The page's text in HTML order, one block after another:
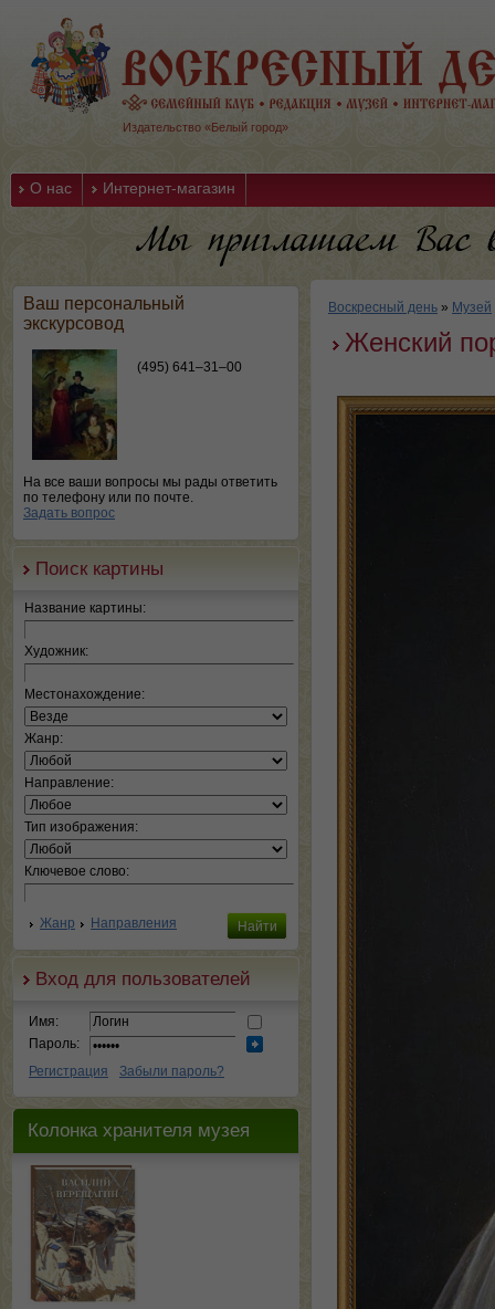
Издательство «Белый город»
О нас Интернет-магазин
Ваш персональный
экскурсовод
(495) 641–31–00
На все ваши вопросы мы рады ответить
по телефону или по почте.
Задать вопрос
Поиск картины
Название картины:
Художник:
Местонахождение:
Жанр:
Направление:
Тип изображения:
Ключевое слово:
Жанр Направления
Вход для пользователей
Имя:
Пароль:
Регистрация
Забыли пароль?
Колонка хранителя музея
Воскресный день » Музей
Женский